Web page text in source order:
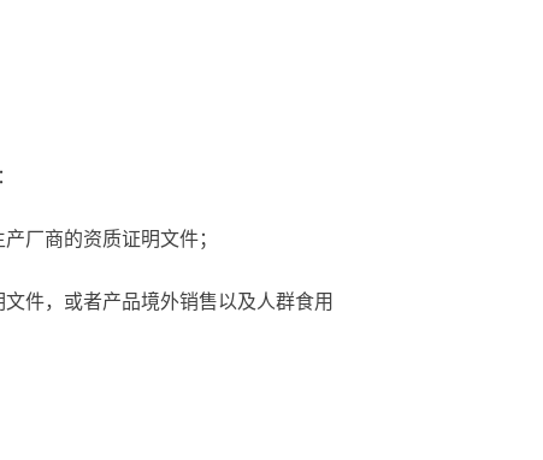
厂商的资质证明文件；
件，或者产品境外销售以及人群食用